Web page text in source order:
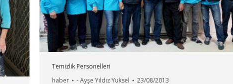
Temizlik Personelleri
haber
-Ayşe Yıldız Yuksel 23/08/2013